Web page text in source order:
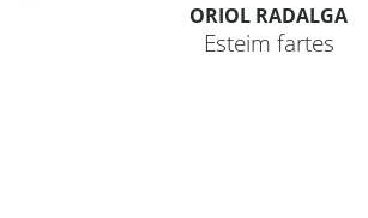
ORIOL RADALGA
Esteim fartes